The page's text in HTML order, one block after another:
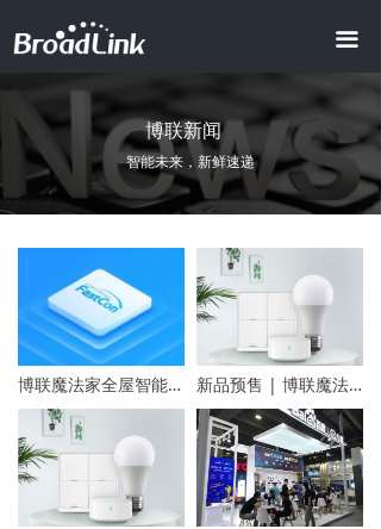
끀
全屋智能
ꀂ 智慧地产
智慧酒店
智慧办公
智慧会所
ꀂ 智能模组
视频中心
博联新闻
智能未来，新鲜速递
博联魔法家全屋智能全球上线，开启超快捷全屋时代 新品预售 | 博联魔法家全屋智能尝鲜首发，仅需199！